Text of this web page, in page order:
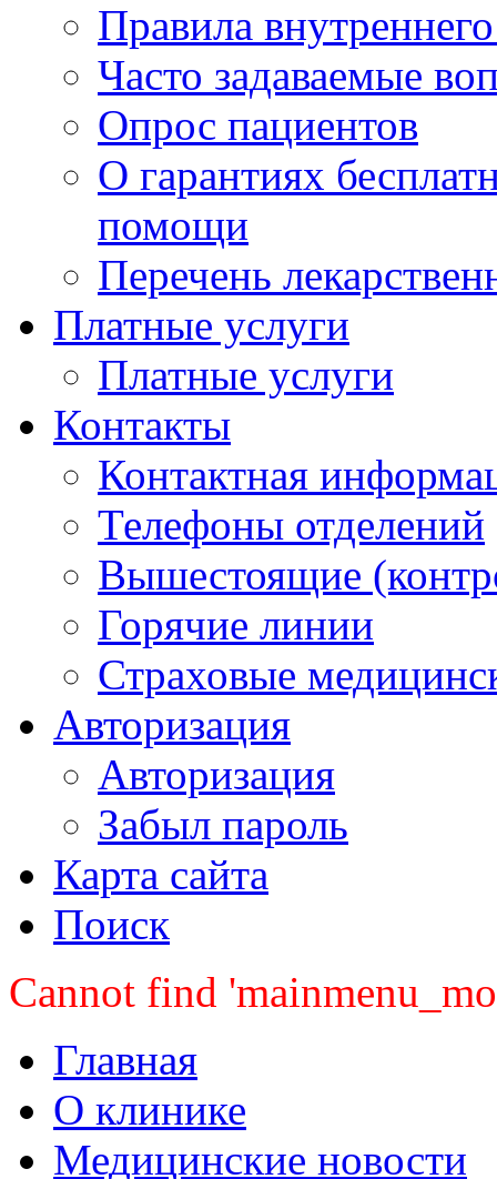
Правила
Часто задаваемые
Опрос пациентов
О гарантиях
помощи
Перечень
Платные услуги
Платные услуги
Контакты
Контактная
Телефоны отделений
Вышестоящие
Горячие линии
Страховые
Авторизация
Авторизация
Забыл пароль
Карта сайта
Поиск
Cannot find
Главная
О клинике
Медицинские новости